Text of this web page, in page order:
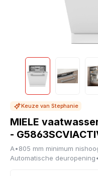
Keuze van Stephanie
MIELE
-
A•805 mm minimum
Automatische deuropening•